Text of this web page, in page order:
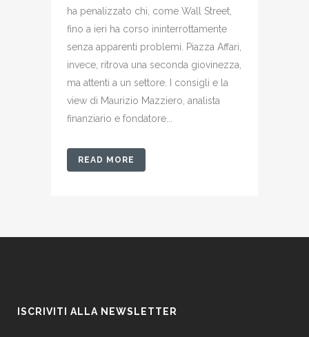
ha penalizzato chi, come Wall Street,
fino a ieri ha corso ininterrottamente
senza apparenti problemi. Piazza Affari,
invece, ritrova una seconda giovinezza,
ma attenti a un settore. I consigli e la
view di Maurizio Mazziero, analista
finanziario e fondatore...
READ MORE
ISCRIVITI ALLA NEWSLETTER